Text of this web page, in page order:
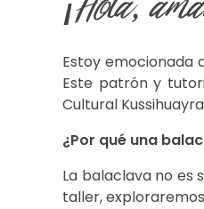
Estoy emocionada
Este patrón y
Cultural
¿Por qué una
La balaclava no es
taller,